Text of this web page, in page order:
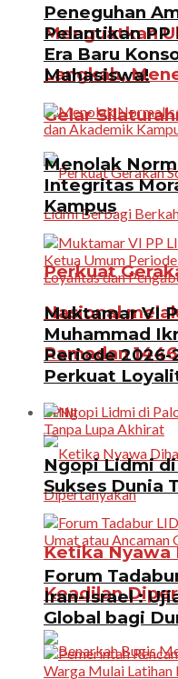
Menguatkan
Langkah,
Gelar
Perkuat
Nasional
Ramadan
OPINI
Ketika Nyawa
Keadilan
Peneguhan
Pelantikan PP
Era Baru
Mahasiswa!
Menolak
Integritas
Kampus
Muktamar VI
Muhammad
Periode 2026-
Perkuat
Ngopi Lidmi
Sukses Dunia
Forum
Iran-Israel :
Global bagi